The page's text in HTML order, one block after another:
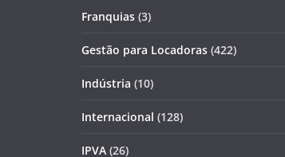
Franquias (3)
Gestão para Locadoras (422)
Indústria (10)
Internacional (128)
IPVA (26)